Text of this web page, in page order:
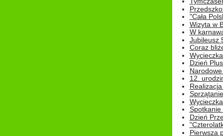
"Cała
Wizyta w
W
Jubileusz
Coraz
Dzień
12.
Spotkanie
Dzień
Pierwsza